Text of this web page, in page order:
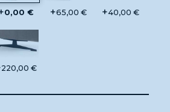
0,00 € +65,00 € +40,00 €
220,00 €